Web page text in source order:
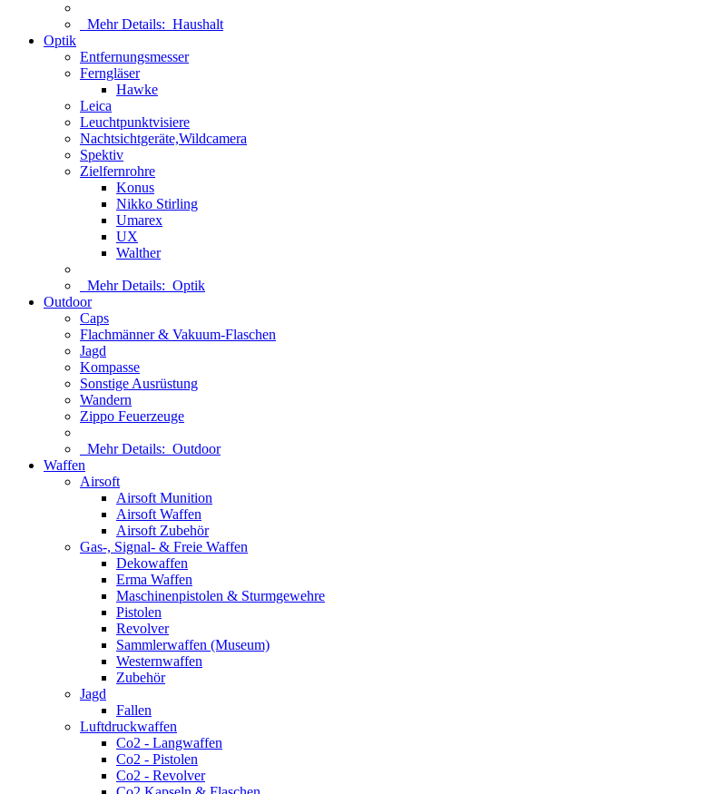
Mehr Details: Haushalt
Optik
Entfernungsmesser
Ferngläser
Hawke
Leica
Leuchtpunktvisiere
Nachtsichtgeräte,Wildcamera
Spektiv
Zielfernrohre
Konus
Nikko Stirling
Umarex
UX
Walther
Mehr Details: Optik
Outdoor
Caps
Flachmänner & Vakuum-Flaschen
Jagd
Kompasse
Sonstige Ausrüstung
Wandern
Zippo Feuerzeuge
Mehr Details: Outdoor
Waffen
Airsoft
Airsoft Munition
Airsoft Waffen
Airsoft Zubehör
Gas-, Signal- & Freie Waffen
Dekowaffen
Erma Waffen
Maschinenpistolen & Sturmgewehre
Pistolen
Revolver
Sammlerwaffen (Museum)
Westernwaffen
Zubehör
Jagd
Fallen
Luftdruckwaffen
Co2 - Langwaffen
Co2 - Pistolen
Co2 - Revolver